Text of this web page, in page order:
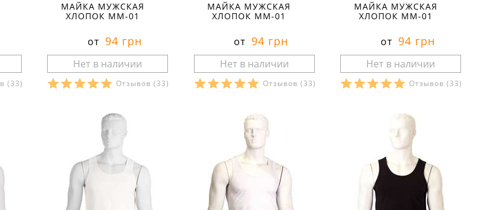
(33)
МАЙКА МУЖСКАЯ
ХЛОПОК ММ-01
от 94 грн
Отзывов(33)
Характеристики:
кулир
состав ткани:
весна
стиль: спортивный
крой:
прямые
свойства:
U-образный
МАЙКА МУЖСКАЯ
ХЛОПОК ММ-01
от 94 грн
Отзывов (33)
Характеристики:
кулир
состав ткани: 100 % хлопок
весна
стиль:
спортивный
крой:
прямые
свойства:
вырез: U-образный
МАЙКА МУЖСКАЯ
ХЛОПОК ММ-01
от 94 грн
Отзывов(33)
Характеристики:
кулир
состав ткани:
100 % хлопок
весна
стиль: спортивный
прямые
свойства:
вырез:
U-образный